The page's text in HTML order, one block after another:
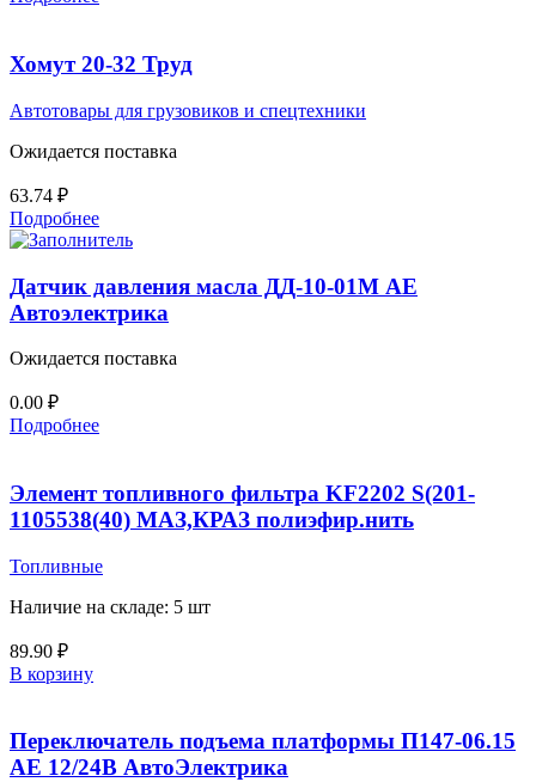
Хомут 20-32 Труд
Автотовары для грузовиков и спецтехники
Ожидается поставка
63.74 ₽
Подробнее
Датчик давления масла ДД-10-01М AE
Автоэлектрика
Ожидается поставка
0.00 ₽
Подробнее
Элемент топливного фильтра KF2202 S(201-
1105538(40) МАЗ,КРАЗ полиэфир.нить
Топливные
Наличие на складе: 5 шт
89.90 ₽
В корзину
Переключатель подъема платформы П147-06.15
АЕ 12/24В АвтоЭлектрика